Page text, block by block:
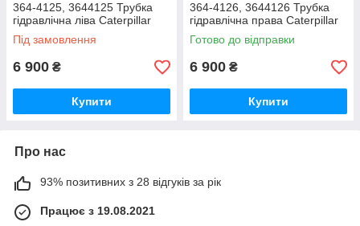
364-4125, 3644125 Трубка
гідравлічна ліва Caterpillar
Під замовлення
6 900 ₴
Купити
364-4126, 3644126 Трубка
гідравлічна права Caterpillar
Готово до відправки
6 900 ₴
Купити
Про нас
93% позитивних з 28 відгуків за рік
Працює з 19.08.2021